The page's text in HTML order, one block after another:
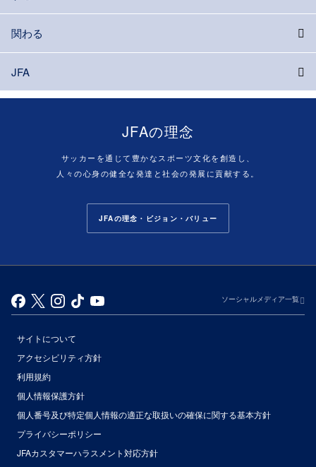
関わる
JFA
JFAの理念
サッカーを通じて豊かなスポーツ文化を創造し、
人々の心身の健全な発達と社会の発展に貢献する。
JFAの理念・ビジョン・バリュー
ソーシャルメディア一覧
サイトについて
アクセシビリティ方針
利用規約
個人情報保護方針
個人番号及び特定個人情報の適正な取扱いの確保に関する基本方針
プライバシーポリシー
JFAカスタマーハラスメント対応方針